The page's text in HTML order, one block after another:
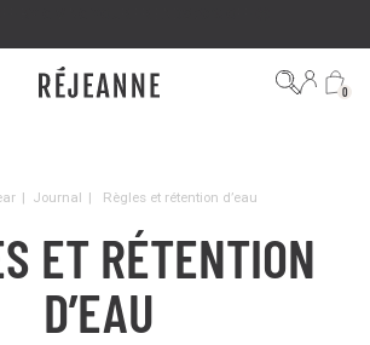
0
| Journal | Règles et rétention d’eau
ET RÉTENTION
D’EAU